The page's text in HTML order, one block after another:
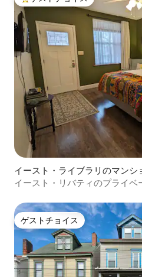
大好評のゲストチョイスです。
イースト・ライブラリのマンシ
ト
イースト・リバティのプライベ
ゲストチョイス
ゲストチョイス